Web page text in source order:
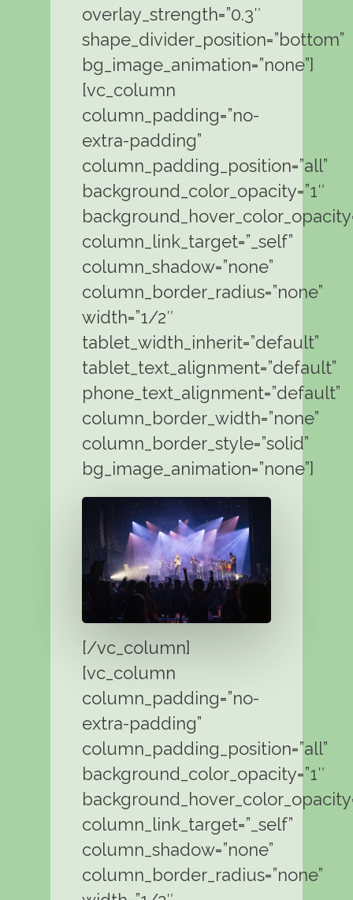
overlay_strength=”0.3″
shape_divider_position=”bottom”
bg_image_animation=”none”]
[vc_column
column_padding=”no-
extra-padding”
column_padding_position=”all”
background_color_opacity=”1″
column_link_target=”_self”
column_shadow=”none”
column_border_radius=”none”
width=”1/2″
tablet_width_inherit=”default”
tablet_text_alignment=”default”
phone_text_alignment=”default”
column_border_width=”none”
column_border_style=”solid”
bg_image_animation=”none”]
[/vc_column]
[vc_column
column_padding=”no-
extra-padding”
column_padding_position=”all”
background_color_opacity=”1″
column_link_target=”_self”
column_shadow=”none”
column_border_radius=”none”